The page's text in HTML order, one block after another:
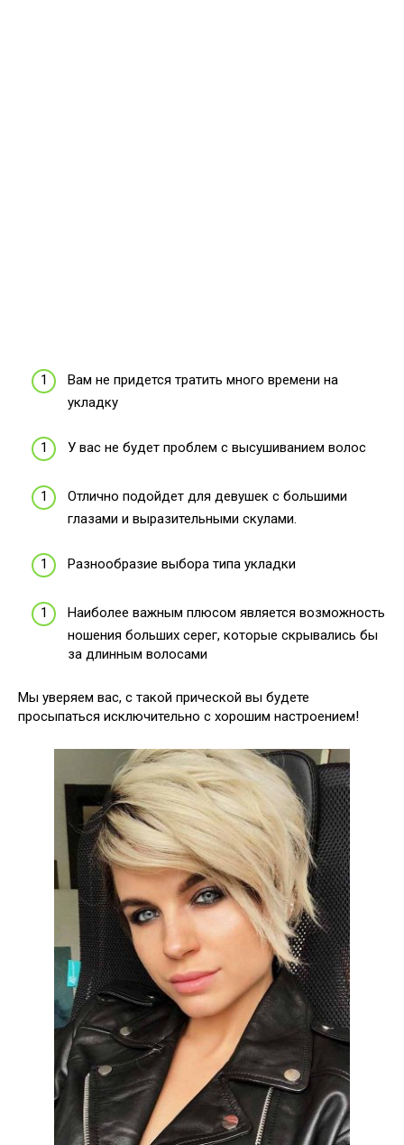
Вам не придется тратить много времени на
укладку
У вас не будет проблем с высушиванием волос
Отлично подойдет для девушек с большими
глазами и выразительными скулами.
Разнообразие выбора типа укладки
Наиболее важным плюсом является возможность
ношения больших серег, которые скрывались бы
за длинным волосами
Мы уверяем вас, с такой прической вы будете
просыпаться исключительно с хорошим настроением!